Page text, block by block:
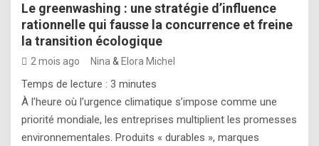
Le greenwashing : une stratégie d’influence
rationnelle qui fausse la concurrence et freine
la transition écologique
2 mois ago Nina & Elora Michel
Temps de lecture : 3 minutes
À l’heure où l’urgence climatique s’impose comme une
priorité mondiale, les entreprises multiplient les promesses
environnementales. Produits « durables », marques